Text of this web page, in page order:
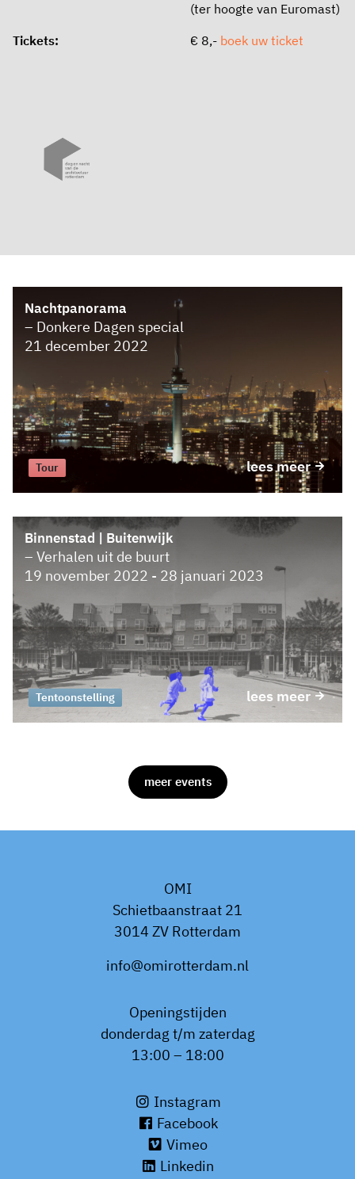
(ter hoogte van Euromast)
Tickets:
€ 8,- boek uw ticket
Nachtpanorama
– Donkere Dagen special
21 december 2022
lees meer
Tour
Binnenstad | Buitenwijk
– Verhalen uit de buurt
19 november 2022 - 28 januari 2023
lees meer
Tentoonstelling
meer events
OMI
Schietbaanstraat 21
3014 ZV Rotterdam
info@omirotterdam.nl
Openingstijden
donderdag t/m zaterdag
13:00 – 18:00
Instagram
Facebook
Vimeo
Linkedin